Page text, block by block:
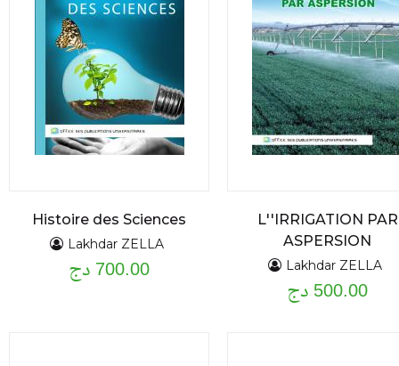
L''IRRIGATION PAR
ASPERSION
Lakhdar ZELLA
500.00 دج
Histoire des Sciences
Lakhdar ZELLA
700.00 دج